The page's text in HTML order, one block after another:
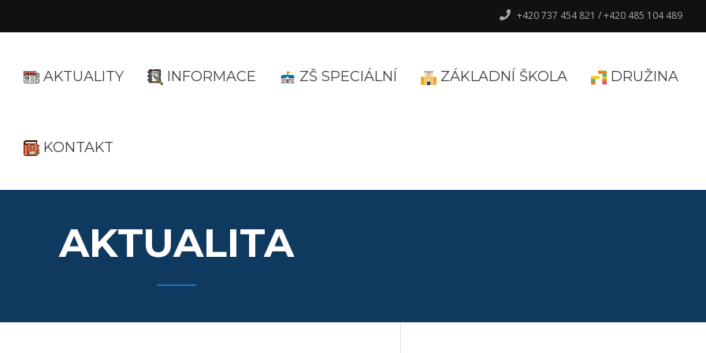
+420 737 454 821 / +420 485 104 489
AKTUALITY INFORMACE ZŠ SPECIÁLNÍ ZÁKLADNÍ ŠKOLA DRUŽINA
KONTAKT
AKTUALITA